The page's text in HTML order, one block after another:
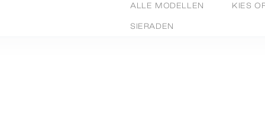
ALLE MODELLEN KIES
SIERADEN